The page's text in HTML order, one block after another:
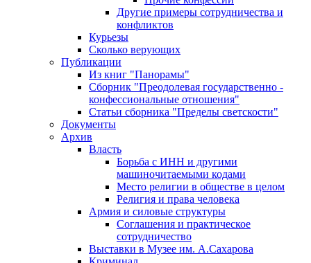
Другие примеры сотрудничества и
конфликтов
Курьезы
Сколько верующих
Публикации
Из книг "Панорамы"
Сборник "Преодолевая государственно -
конфессиональные отношения"
Статьи сборника "Пределы светскости"
Документы
Архив
Власть
Борьба с ИНН и другими
машиночитаемыми кодами
Место религии в обществе в целом
Религия и права человека
Армия и силовые структуры
Соглашения и практическое
сотрудничество
Выставки в Музее им. А.Сахарова